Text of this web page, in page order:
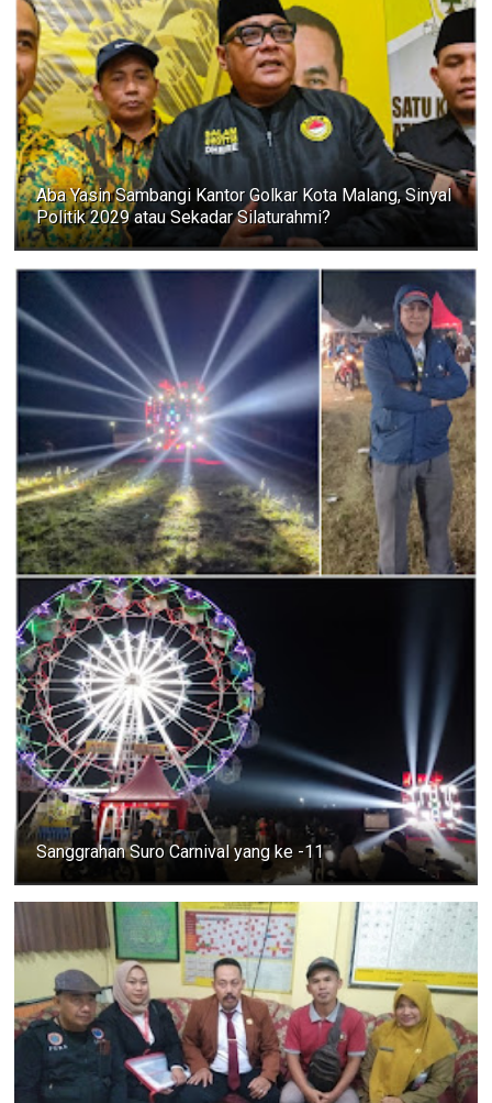
Aba Yasin Sambangi Kantor Golkar Kota Malang, Sinyal
Politik 2029 atau Sekadar Silaturahmi?
Sanggrahan Suro Carnival yang ke -11